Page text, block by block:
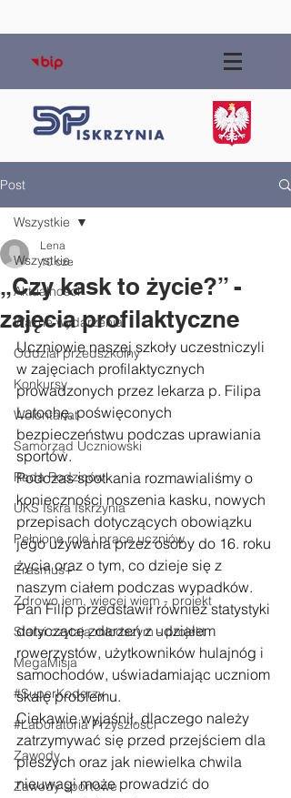
Post
Wszystkie
Aktualności
Ważne wydarzenia
Oddział przedszkolny
Konkursy
Wolontariat
Samorząd Uczniowski
Rada Rodziców
UKS Iskra Iskrzynia
Pełnione role i prace uczniów
Erasmus+
Zdrowo jem, więcej wiem - projekt
Starsi czytają młodszym - projekt
MegaMisja
#SuperKoderzy
#Laboratoria Przyszłości
Zawody
Zawody sportowe
Wszystkie
„Czy kask to życie?” -
zajęcia profilaktyczne
Lena
10 cze
Uczniowie naszej szkoły uczestniczyli
w zajęciach profilaktycznych
prowadzonych przez lekarza p. Filipa
Latochę, poświęconych
bezpieczeństwu podczas uprawiania
sportów.
Podczas spotkania rozmawialiśmy o
konieczności noszenia kasku, nowych
przepisach dotyczących obowiązku
jego używania przez osoby do 16. roku
życia oraz o tym, co dzieje się z
naszym ciałem podczas wypadków.
Pan Filip przedstawił również statystyki
dotyczące zdarzeń z udziałem
rowerzystów, użytkowników hulajnóg i
samochodów, uświadamiając uczniom
skalę problemu.
Ciekawie wyjaśnił, dlaczego należy
zatrzymywać się przed przejściem dla
pieszych oraz jak niewielka chwila
nieuwagi może prowadzić do